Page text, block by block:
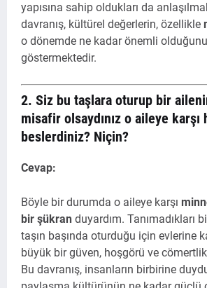
yapısına sahip oldukları da
davranış, kültürel değerlerin, özellikle
o dönemde ne kadar önemli
göstermektedir.
2. Siz bu taşlara oturup bir
misafir olsaydınız o aileye karşı
beslerdiniz? Niçin?
Cevap:
Böyle bir durumda o aileye karşı
bir şükran duyardım. Tanımadıkları
taşın başında oturduğu için evlerine
büyük bir güven, hoşgörü ve
Bu davranış, insanların birbirine